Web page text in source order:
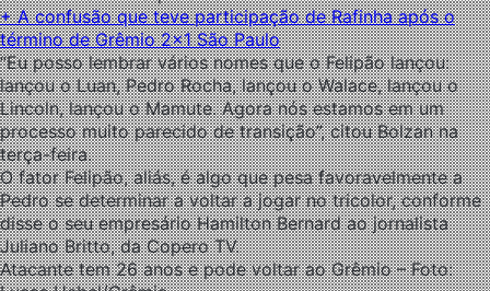
+ A confusão que teve participação de Rafinha após o
término de Grêmio 2×1 São Paulo
“Eu posso lembrar vários nomes que o Felipão lançou:
lançou o Luan, Pedro Rocha, lançou o Walace, lançou o
Lincoln, lançou o Mamute. Agora nós estamos em um
processo muito parecido de transição”, citou Bolzan na
terça-feira.
O fator Felipão, aliás, é algo que pesa favoravelmente a
Pedro se determinar a voltar a jogar no tricolor, conforme
disse o seu empresário Hamilton Bernard ao jornalista
Juliano Britto, da Copero TV.
Atacante tem 26 anos e pode voltar ao Grêmio – Foto: